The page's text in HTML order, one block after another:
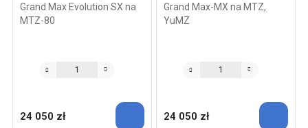
Grand Max Evolution SX na
MTZ-80
24 050 zł
Grand Max-MX na MTZ,
YuMZ
24 050 zł